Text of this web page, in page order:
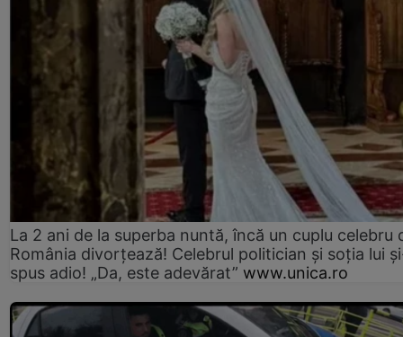
La 2 ani de la superba nuntă, încă un cuplu celebru
România divorțează! Celebrul politician și soția lui
spus adio! „Da, este adevărat” www.unica.ro